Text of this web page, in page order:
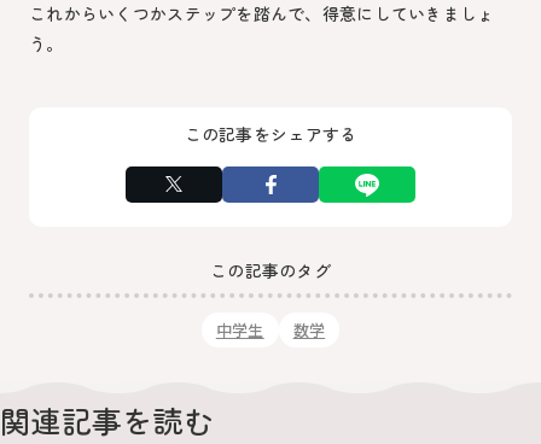
これからいくつかステップを踏んで、得意にしていきましょ
う。
この記事をシェアする
この記事のタグ
中学生 数学
関連記事を読む